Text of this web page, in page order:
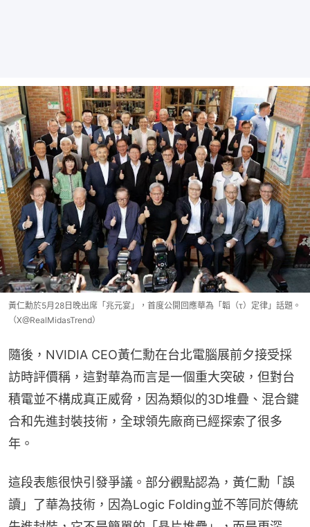
黃仁勳於5月28日晚出席「兆元宴」，首度公開回應華為「韜（τ）定律」話題。
（X@RealMidasTrend）
隨後，NVIDIA CEO黃仁勳在台北電腦展前夕接受採
訪時評價稱，這對華為而言是一個重大突破，但對台
積電並不構成真正威脅，因為類似的3D堆疊、混合鍵
合和先進封裝技術，全球領先廠商已經探索了很多
年。
這段表態很快引發爭議。部分觀點認為，黃仁勳「誤
讀」了華為技術，因為Logic Folding並不等同於傳統